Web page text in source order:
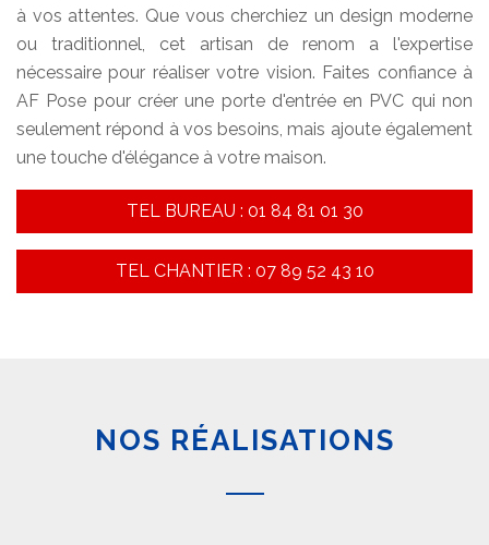
à vos attentes. Que vous cherchiez un design moderne
ou traditionnel, cet artisan de renom a l'expertise
nécessaire pour réaliser votre vision. Faites confiance à
AF Pose pour créer une porte d'entrée en PVC qui non
seulement répond à vos besoins, mais ajoute également
une touche d'élégance à votre maison.
TEL BUREAU : 01 84 81 01 30
TEL CHANTIER : 07 89 52 43 10
NOS RÉALISATIONS